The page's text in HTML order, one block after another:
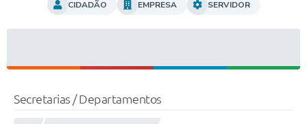
CIDADÃO EMPRESA SERVIDOR
Secretarias / Departamentos